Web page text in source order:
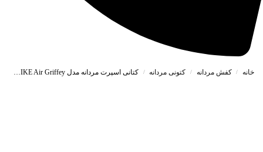
خانه / کفش مردانه / کتونی مردانه / کتانی اسپرت مردانه مدل NIKE Air Griffey رنگ سفید فسفری کد 55116